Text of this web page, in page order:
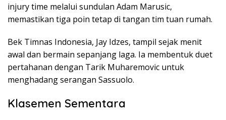
injury time melalui sundulan Adam Marusic,
memastikan tiga poin tetap di tangan tim tuan rumah.
Bek Timnas Indonesia, Jay Idzes, tampil sejak menit
awal dan bermain sepanjang laga. Ia membentuk duet
pertahanan dengan Tarik Muharemovic untuk
menghadang serangan Sassuolo.
Klasemen Sementara